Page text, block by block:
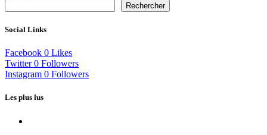
Rechercher
Social Links
Facebook 0 Likes
Twitter 0 Followers
Instagram 0 Followers
Les plus lus